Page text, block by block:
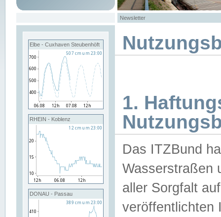
Newsletter
Elbe - Cuxhaven Steubenhöft
RHEIN - Koblenz
DONAU - Passau
1.
Das ITZBund
Wasserstraßen
aller Sorgfalt
veröffentlichten